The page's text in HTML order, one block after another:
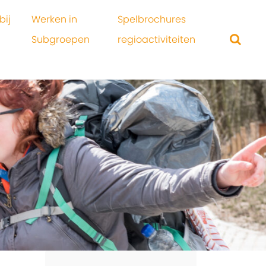
Werken in
Subgroepen
Spelbrochures
regioactiviteiten